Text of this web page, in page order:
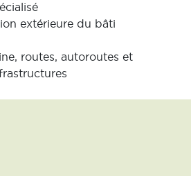
extérieure du bâti
routes, autoroutes et